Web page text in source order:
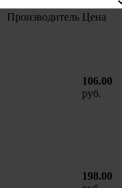
Производитель Цена
106.00
руб.
198.00